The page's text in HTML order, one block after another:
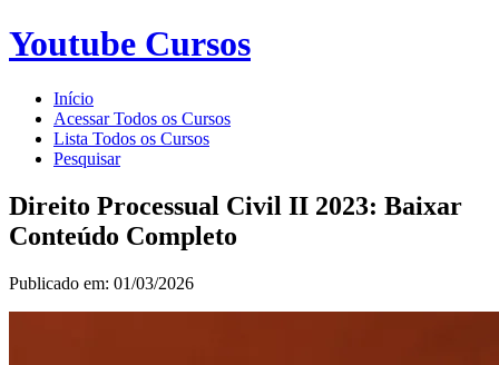
Youtube Cursos
Início
Acessar Todos os Cursos
Lista Todos os Cursos
Pesquisar
Direito Processual Civil II 2023: Baixar
Conteúdo Completo
Publicado em: 01/03/2026